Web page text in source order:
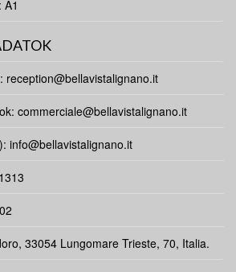
reception@bellavistalignano.it
commerciale@bellavistalignano.it
info@bellavistalignano.it
33054 Lungomare Trieste, 70, Italia.